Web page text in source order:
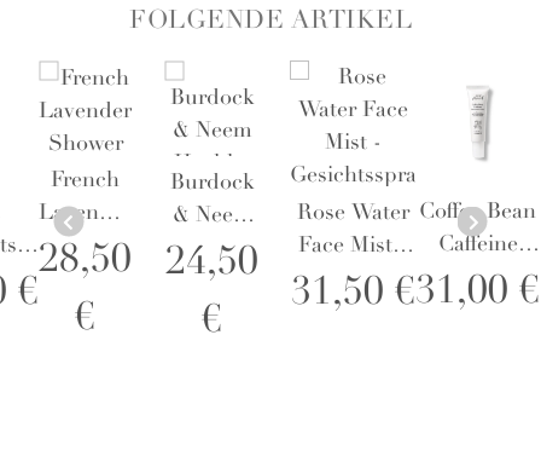
FOLGENDE ARTIKEL
€
French
Lavender
Shower
Gel 474
ml -
28,50
€
Burdock
& Neem
Healthy
Scalp
Shampoo
24,50
€
Rose Water
Face Mist -
Gesichtsspray
31,50 €
Coffee Bean
Caffeine
Brightening
Eye Cream
31,00 €